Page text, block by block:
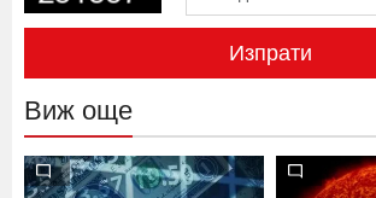
Изпрати
Виж още